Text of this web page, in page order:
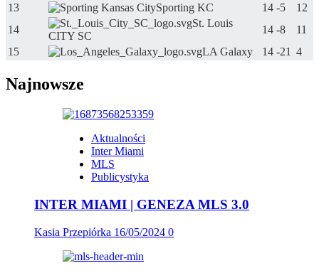
13 Sporting KC 14 -5
12
14
St. Louis
CITY SC
14 -8
11
15
LA Galaxy 14 -21 4
Najnowsze
Aktualności
Inter Miami
MLS
Publicystyka
INTER MIAMI | GENEZA MLS 3.0
Kasia Przepiórka 16/05/2024 0